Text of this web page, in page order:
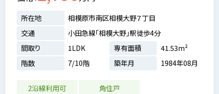
所在地
相模原市南区相模大野７丁目
交通
小田急線「相模大野」駅徒歩4分
間取り
1LDK 専有面積
41.53m²
階数
7/10階 築年月 1984年08月
2沿線利用可 角住戸